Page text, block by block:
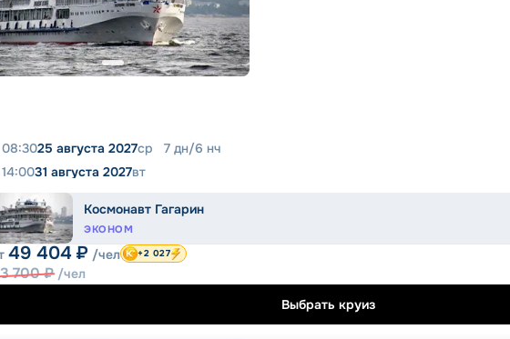
08:3025 августа 2027ср 7 дн/6 нч
14:0031 августа 2027вт
Космонавт Гагарин
ЭКОНОМ
49 404 ₽ /чел
700₽ /чел
+2 027
Выбрать круиз